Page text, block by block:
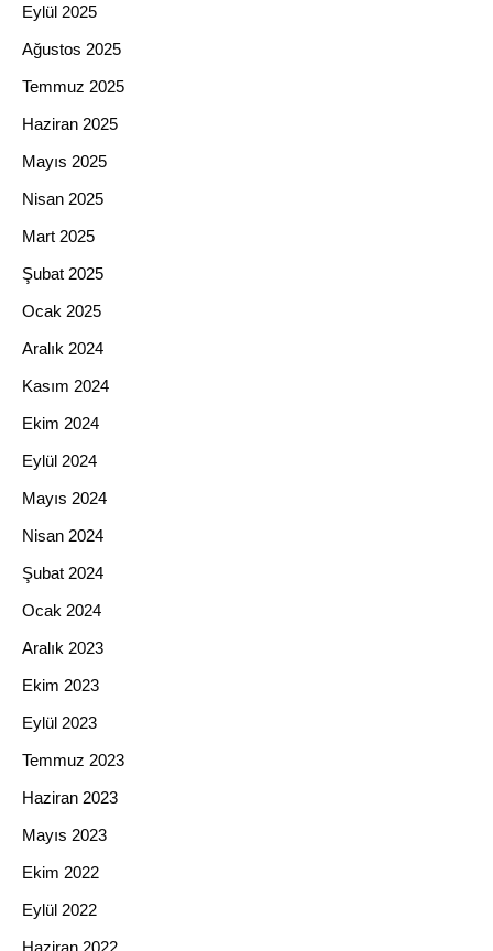
Eylül 2025
Ağustos 2025
Temmuz 2025
Haziran 2025
Mayıs 2025
Nisan 2025
Mart 2025
Şubat 2025
Ocak 2025
Aralık 2024
Kasım 2024
Ekim 2024
Eylül 2024
Mayıs 2024
Nisan 2024
Şubat 2024
Ocak 2024
Aralık 2023
Ekim 2023
Eylül 2023
Temmuz 2023
Haziran 2023
Mayıs 2023
Ekim 2022
Eylül 2022
Haziran 2022